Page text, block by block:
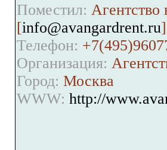
Поместил:
[info@avangardrent.ru]
Телефон:
Организация:
Город: Москва
WWW: http://